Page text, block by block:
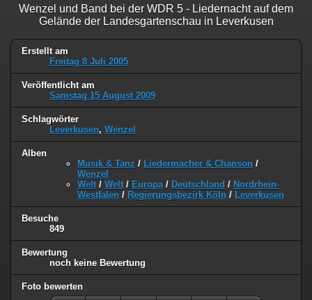
Wenzel und Band bei der WDR 5 - Liedernacht auf dem
Gelände der Landesgartenschau in Leverkusen
Erstellt am
Freitag 8 Juli 2005
Veröffentlicht am
Samstag 15 August 2009
Schlagwörter
Leverkusen, Wenzel
Alben
Musik & Tanz / Liedermacher & Chanson /
Wenzel
Welt / Welt / Europa/ Deutschland / Nordrhein-
Westfalen / Regierungsbezirk Köln / Leverkusen
Besuche
849
Bewertung
noch keine Bewertung
Foto bewerten